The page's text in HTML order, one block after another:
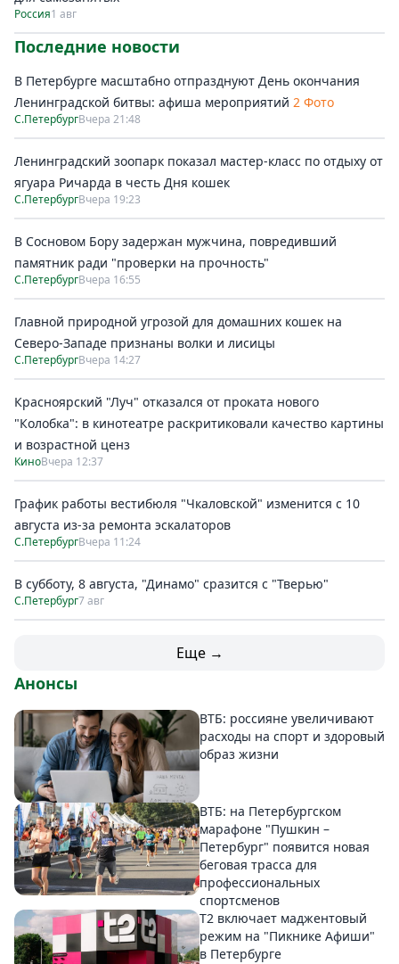
Россия1 авг
Последние новости
В Петербурге масштабно отпразднуют День окончания
Ленинградской битвы: афиша мероприятий 2 Фото
С.ПетербургВчера 21:48
Ленинградский зоопарк показал мастер-класс по отдыху от
ягуара Ричарда в честь Дня кошек
С.ПетербургВчера 19:23
В Сосновом Бору задержан мужчина, повредивший
памятник ради "проверки на прочность"
С.ПетербургВчера 16:55
Главной природной угрозой для домашних кошек на
Северо-Западе признаны волки и лисицы
С.ПетербургВчера 14:27
Красноярский "Луч" отказался от проката нового
"Колобка": в кинотеатре раскритиковали качество картины
и возрастной ценз
КиноВчера 12:37
График работы вестибюля "Чкаловской" изменится с 10
августа из-за ремонта эскалаторов
С.ПетербургВчера 11:24
В субботу, 8 августа, "Динамо" сразится с "Тверью"
С.Петербург7 авг
Еще →
Анонсы
ВТБ: россияне увеличивают
расходы на спорт и здоровый
образ жизни
ВТБ: на Петербургском
марафоне "Пушкин –
Петербург" появится новая
беговая трасса для
профессиональных
спортсменов
Т2 включает маджентовый
режим на "Пикнике Афиши"
в Петербурге